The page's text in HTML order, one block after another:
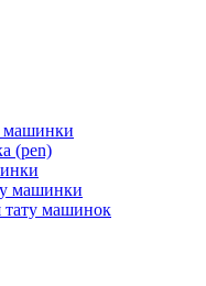
машинки
(pen)
машинки
тату машинок